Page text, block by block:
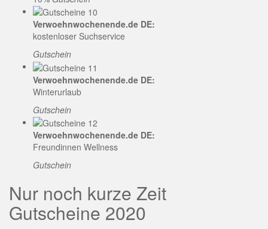
Verwoehnwochenende.de DE:
kostenloser Suchservice
Gutschein
Verwoehnwochenende.de DE:
Winterurlaub
Gutschein
Verwoehnwochenende.de DE:
Freundinnen Wellness
Gutschein
Nur noch kurze Zeit
Gutscheine 2020